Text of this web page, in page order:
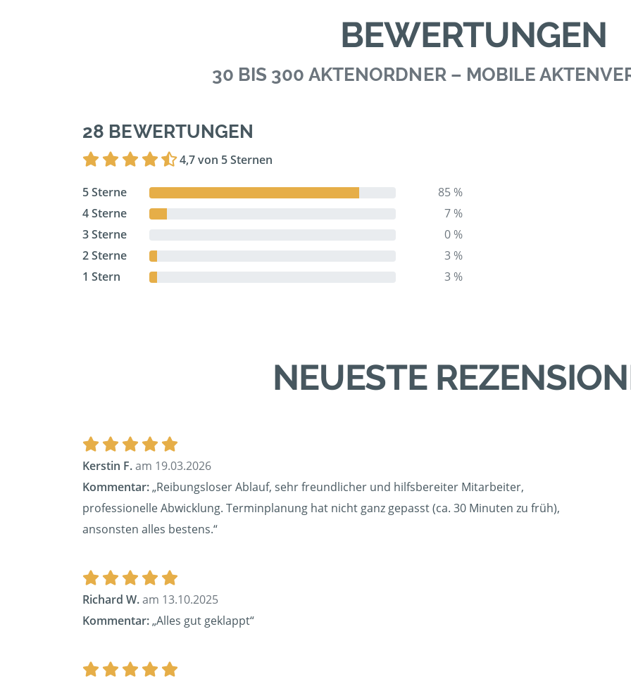
BEWERTUNGEN
30 BIS 300 AKTENORDNER – MOBILE
28 BEWERTUNGEN
4,7 von 5 Sternen
5 Sterne
85 %
4 Sterne
7 %
3 Sterne
0 %
2 Sterne
3 %
1 Stern
3 %
NEUESTE
Kerstin F.am 19.03.2026
Kommentar:„Reibungsloser Ablauf, sehr freundlicher und hilfsbereiter Mitarbeiter,
professionelle Abwicklung. Terminplanung hat nicht ganz gepasst (ca. 30 Minuten zu früh),
ansonsten alles bestens.“
Richard W.am 13.10.2025
Kommentar:„Alles gut geklappt“